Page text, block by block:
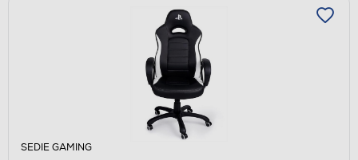
SEDIE GAMING